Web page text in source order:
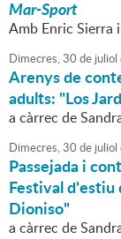
Mar-Sport
Amb Enric Sierra
Dimecres,30 de juliol
Arenys de
adults: "Los
a càrrec de
Dimecres,30 de juliol
Passejada i
Festival d'estiu
Dioniso"
a càrrec de